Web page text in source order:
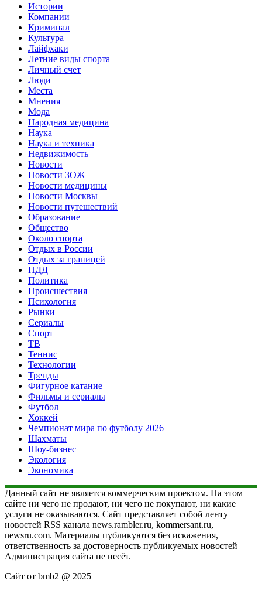
Истории
Компании
Криминал
Культура
Лайфхаки
Летние виды спорта
Личный счет
Люди
Места
Мнения
Мода
Народная медицина
Наука
Наука и техника
Недвижимость
Новости
Новости ЗОЖ
Новости медицины
Новости Москвы
Новости путешествий
Образование
Общество
Около спорта
Отдых в России
Отдых за границей
ПДД
Политика
Происшествия
Психология
Рынки
Сериалы
Спорт
ТВ
Теннис
Технологии
Тренды
Фигурное катание
Фильмы и сериалы
Футбол
Хоккей
Чемпионат мира по футболу 2026
Шахматы
Шоу-бизнес
Экология
Экономика
Данный сайт не является коммерческим проектом. На этом
сайте ни чего не продают, ни чего не покупают, ни какие
услуги не оказываются. Сайт представляет собой ленту
новостей RSS канала news.rambler.ru, kommersant.ru,
newsru.com. Материалы публикуются без искажения,
ответственность за достоверность публикуемых новостей
Администрация сайта не несёт.
Сайт от bmb2 @ 2025